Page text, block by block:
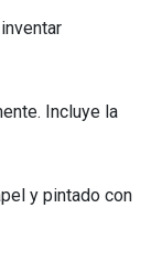
Incluye la
y pintado con